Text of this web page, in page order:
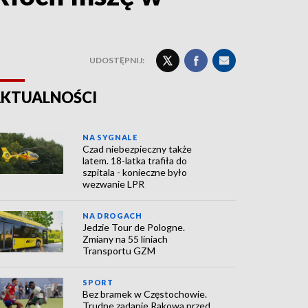
UDOSTĘPNIJ:
NA SYGNALE
Czad niebezpieczny także
latem. 18-latka trafiła do
szpitala - konieczne było
wezwanie LPR
NA DROGACH
Jedzie Tour de Pologne.
Zmiany na 55 liniach
Transportu GZM
SPORT
Bez bramek w Częstochowie.
Trudne zadanie Rakowa przed